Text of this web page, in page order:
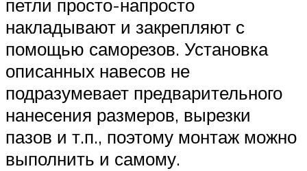
петли просто-напросто
накладывают и закрепляют с
помощью саморезов. Установка
описанных навесов не
подразумевает предварительного
нанесения размеров, вырезки
пазов и т.п., поэтому монтаж можно
выполнить и самому.